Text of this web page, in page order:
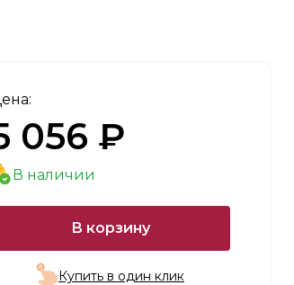
056 ₽
В наличии
В корзину
Купить в один клик